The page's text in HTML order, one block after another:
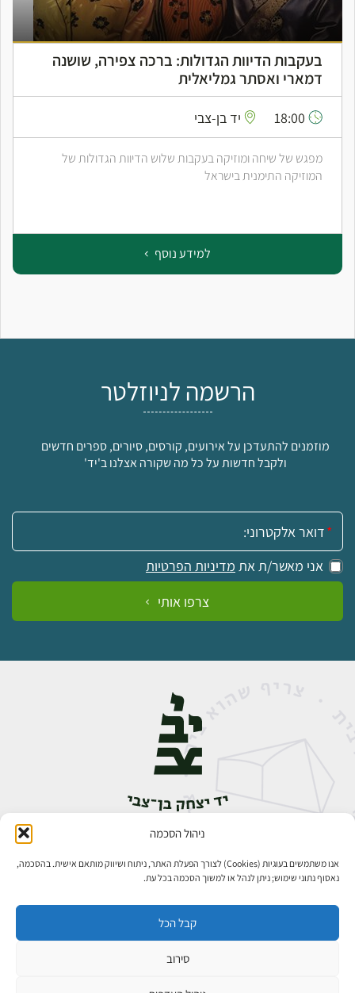
ניהול הסכמה
אנו משתמשים בעוגיות (Cookies) לצורך הפעלת האתר, ניתוח ושיווק מותאם אישית. בהסכמה,
נאסוף נתוני שימוש; ניתן לנהל או למשוך הסכמה בכל עת.
קבל הכל
סירוב
בעקבות הדיוות הגדולות: ברכה צפירה, שושנה
דמארי ואסתר גמליאלית
יד בן-צבי
מפגש של שיחה ומוזיקה בעקבות שלוש הדיוות הגדולות של
המוזיקה התימנית בישראל
למידע נוסף
הרשמה לניוזלטר
מוזמנים להתעדכן על אירועים, קורסים, סיורים, ספרים חדשים
ולקבל חדשות על כל מה שקורה אצלנו ב'יד'
אימייל:
אני מאשר/ת את מדיניות הפרטיות
צרפו אותי
אבן גבירול 14, רחביה, ירושלים